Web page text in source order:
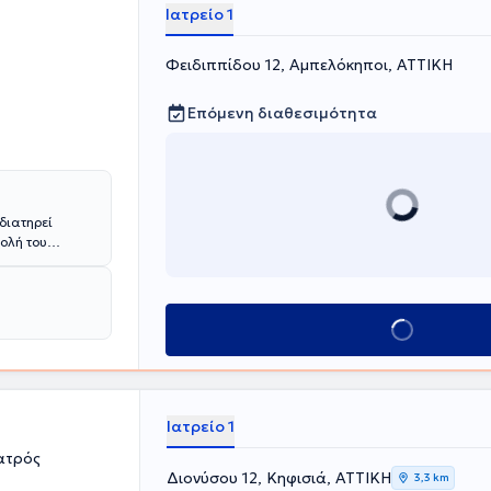
Μονάδες
του
υποτροφία
και
των Ελλήνων
βαθμό του
Ιατρείο 1
Φειδιππίδου 12, Αμπελόκηποι, ΑΤΤΙΚΗ
Επόμενη διαθεσιμότητα
Κλείσε ραντεβού
Ιατρείο 1
Διονύσου 12, Κηφισιά, ΑΤΤΙΚΗ 3,3 km